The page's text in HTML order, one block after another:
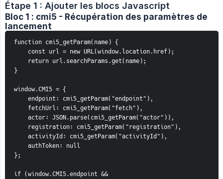
Étape 1 : Ajouter les blocs Javascript
Bloc 1 : cmi5 - Récupération des paramètres de
lancement
function cmi5_getParam(name) {
const url = new URL(window.location.href);
return url.searchParams.get(name);
}
window.CMI5 = {
endpoint: cmi5_getParam("endpoint"),
fetchUrl: cmi5_getParam("fetch"),
actor: JSON.parse(cmi5_getParam("actor")),
registration: cmi5_getParam("registration"),
activityId: cmi5_getParam("activityId"),
authToken: null
};
if (window.CMI5.endpoint &&